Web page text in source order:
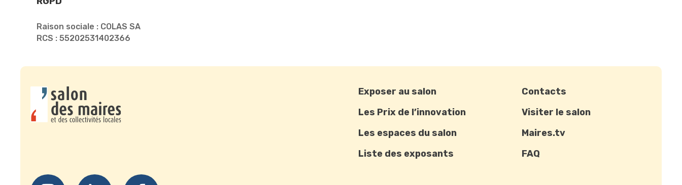
Raison sociale : COLAS SA
RCS : 55202531402366
Exposer au salon
Les Prix de l’innovation
Les espaces du salon
Liste des exposants
Contacts
Visiter le salon
Maires.tv
FAQ